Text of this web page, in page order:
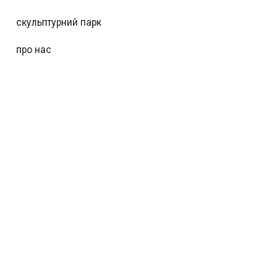
скульптурний парк
про нас